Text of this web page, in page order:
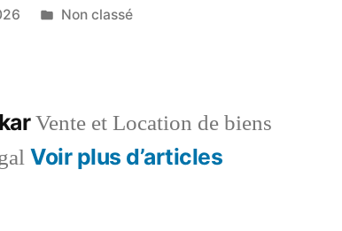
Publié
Non classé
Vente et Location de biens
Voir plus d’articles